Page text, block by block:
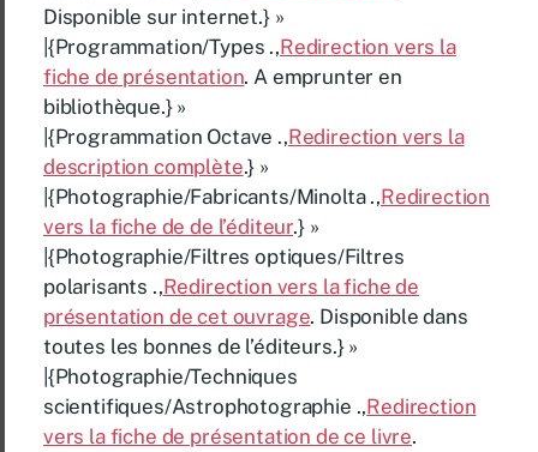
Disponible sur internet.} »
|{Programmation/Types .,Redirection vers la
fiche de présentation. A emprunter en
bibliothèque.} »
|{Programmation Octave .,Redirection vers la
description complète.} »
|{Photographie/Fabricants/Minolta .,Redirection
vers la fiche de de l’éditeur.} »
|{Photographie/Filtres optiques/Filtres
polarisants .,Redirection vers la fiche de
présentation de cet ouvrage. Disponible dans
toutes les bonnes de l’éditeurs.} »
|{Photographie/Techniques
scientifiques/Astrophotographie .,Redirection
vers la fiche de présentation de ce livre.